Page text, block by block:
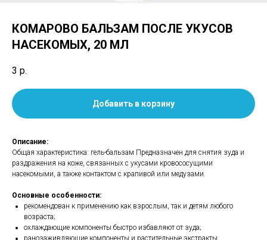
КОМАРОВО БАЛЬЗАМ ПОСЛЕ УКУСОВ
НАСЕКОМЫХ, 20 МЛ
3 р.
Добавить в корзину
Описание:
Общая характеристика: гель-бальзам Предназначен для снятия зуда и
раздражения на коже, связанных с укусами кровососущими
насекомыми, а также контактом с крапивой или медузами.
Основные особенности:
рекомендован к применению как взрослым, так и детям любого
возраста;
охлаждающие компоненты быстро избавляют от зуда;